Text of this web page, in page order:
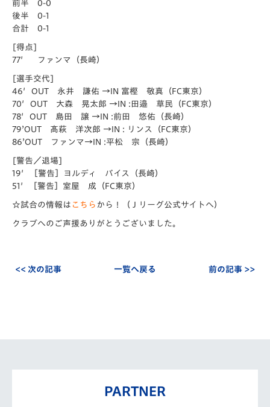
前半 0-0
後半 0-1
合計 0-1
[得点]
77′ ファンマ（長崎）
[選手交代]
46′OUT 永井 謙佑 →IN 富樫 敬真（FC東京）
70′OUT 大森 晃太郎 →IN :田邉 草民（FC東京）
78′OUT 島田 譲 →IN :前田 悠佑（長崎）
79’OUT 髙萩 洋次郎 →IN : リンス（FC東京）
86’OUT ファンマ→IN :平松 宗（長崎）
[警告／退場]
19′［警告］ヨルディ バイス（長崎）
51′［警告］室屋 成（FC東京）
☆試合の情報は こちら から！（Ｊリーグ公式サイトへ）
クラブへのご声援ありがとうございました。
<< 次の記事 一覧へ戻る 前の記事 >>
PARTNER